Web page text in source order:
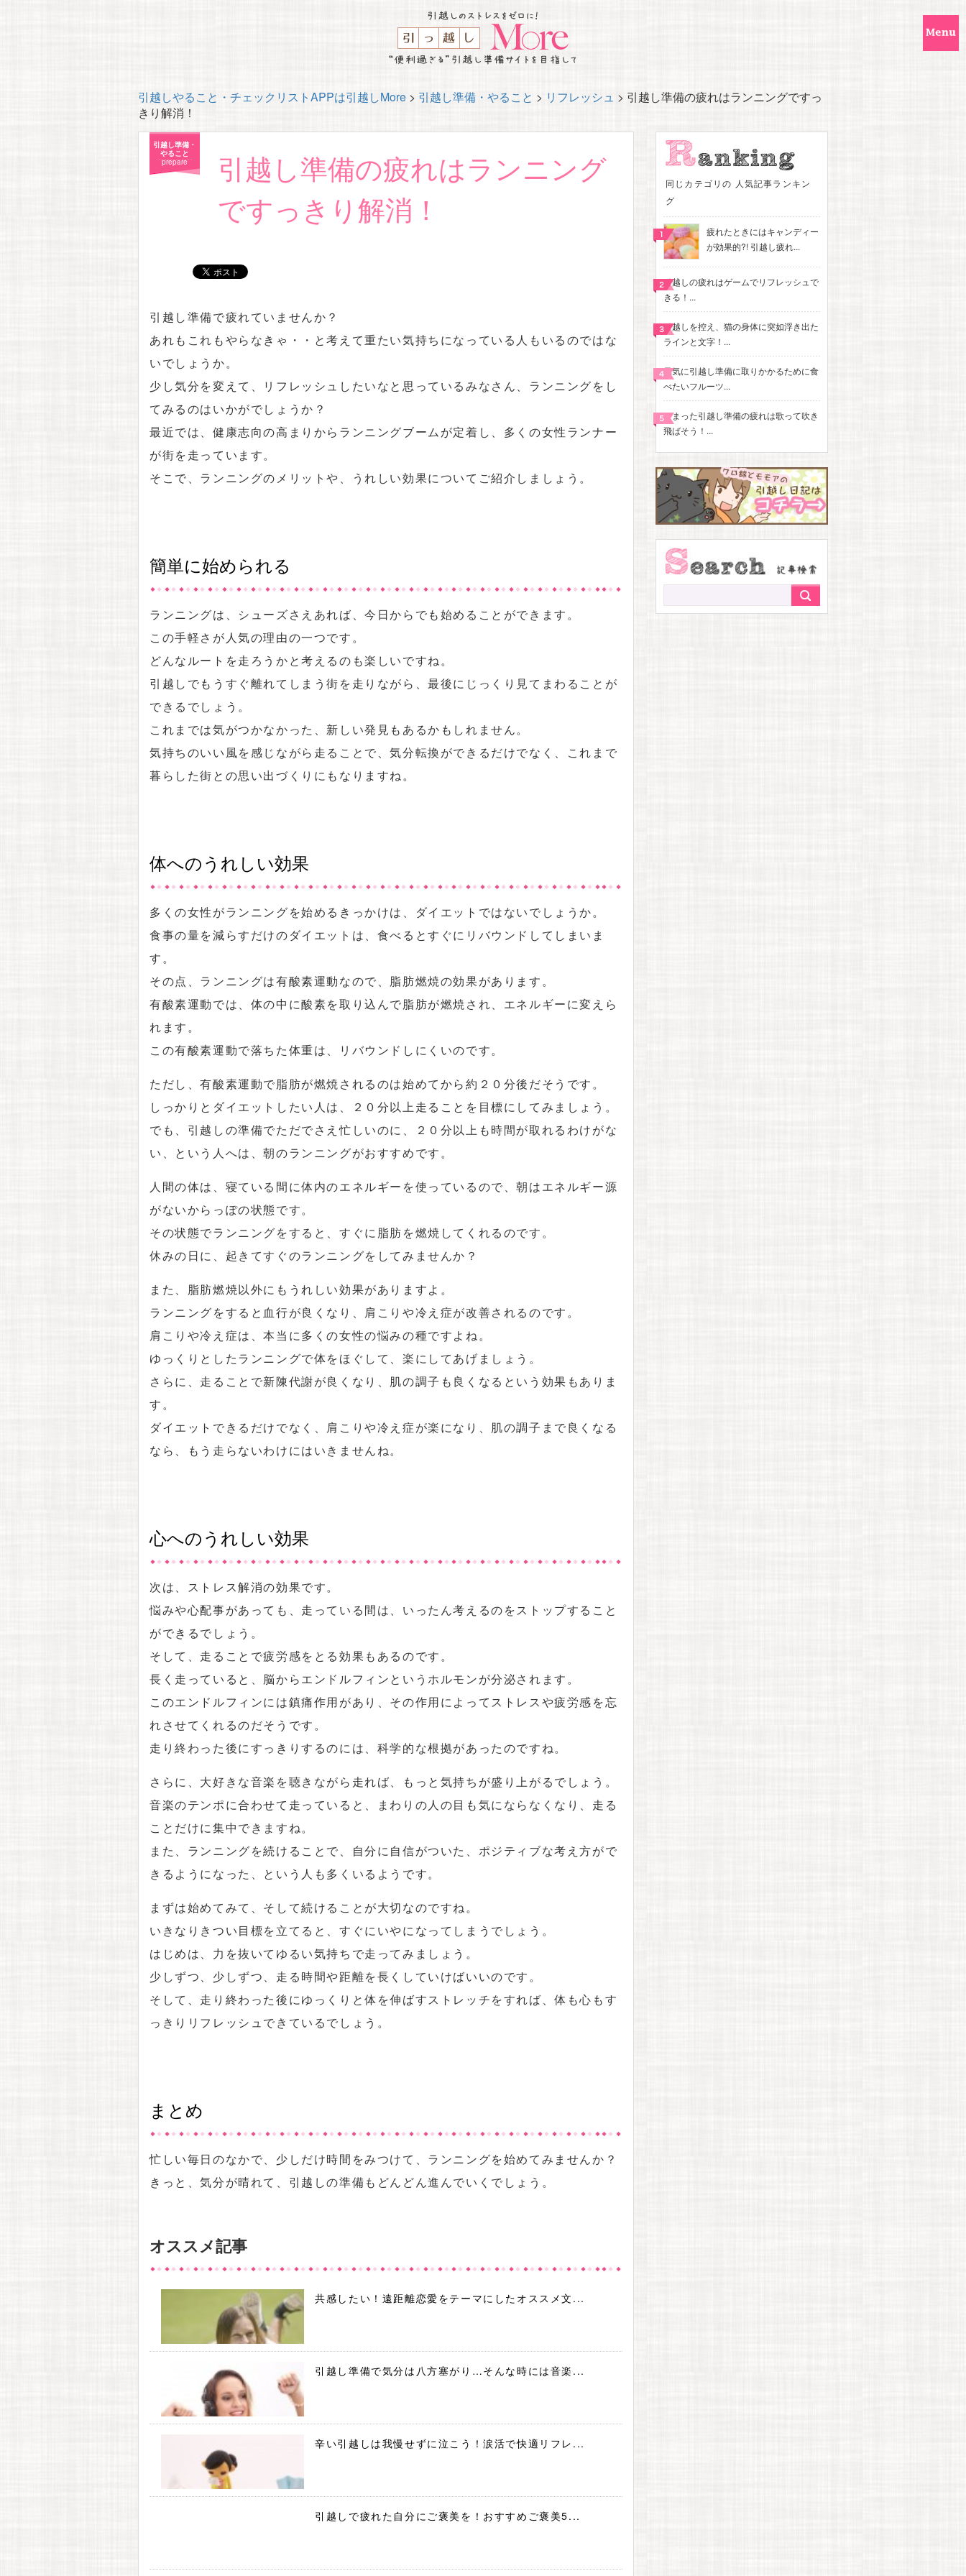
引越しやること・チェックリストAPPは引越しMore > 引越し準備・やること > リフレッシュ > 引越し準備の疲れはランニングですっ
きり解消！
引越し準備・
やること
prepare
引越し準備の疲れはランニング
ですっきり解消！
引越し準備で疲れていませんか？
あれもこれもやらなきゃ・・と考えて重たい気持ちになっている人もいるのではな
いでしょうか。
少し気分を変えて、リフレッシュしたいなと思っているみなさん、ランニングをし
てみるのはいかがでしょうか？
最近では、健康志向の高まりからランニングブームが定着し、多くの女性ランナー
が街を走っています。
そこで、ランニングのメリットや、うれしい効果についてご紹介しましょう。
簡単に始められる
ランニングは、シューズさえあれば、今日からでも始めることができます。
この手軽さが人気の理由の一つです。
どんなルートを走ろうかと考えるのも楽しいですね。
引越しでもうすぐ離れてしまう街を走りながら、最後にじっくり見てまわることが
できるでしょう。
これまでは気がつかなかった、新しい発見もあるかもしれません。
気持ちのいい風を感じながら走ることで、気分転換ができるだけでなく、これまで
暮らした街との思い出づくりにもなりますね。
体へのうれしい効果
多くの女性がランニングを始めるきっかけは、ダイエットではないでしょうか。
食事の量を減らすだけのダイエットは、食べるとすぐにリバウンドしてしまいま
す。
その点、ランニングは有酸素運動なので、脂肪燃焼の効果があります。
有酸素運動では、体の中に酸素を取り込んで脂肪が燃焼され、エネルギーに変えら
れます。
この有酸素運動で落ちた体重は、リバウンドしにくいのです。
ただし、有酸素運動で脂肪が燃焼されるのは始めてから約２０分後だそうです。
しっかりとダイエットしたい人は、２０分以上走ることを目標にしてみましょう。
でも、引越しの準備でただでさえ忙しいのに、２０分以上も時間が取れるわけがな
い、という人へは、朝のランニングがおすすめです。
人間の体は、寝ている間に体内のエネルギーを使っているので、朝はエネルギー源
がないからっぽの状態です。
その状態でランニングをすると、すぐに脂肪を燃焼してくれるのです。
休みの日に、起きてすぐのランニングをしてみませんか？
また、脂肪燃焼以外にもうれしい効果がありますよ。
ランニングをすると血行が良くなり、肩こりや冷え症が改善されるのです。
肩こりや冷え症は、本当に多くの女性の悩みの種ですよね。
ゆっくりとしたランニングで体をほぐして、楽にしてあげましょう。
さらに、走ることで新陳代謝が良くなり、肌の調子も良くなるという効果もありま
す。
ダイエットできるだけでなく、肩こりや冷え症が楽になり、肌の調子まで良くなる
なら、もう走らないわけにはいきませんね。
心へのうれしい効果
次は、ストレス解消の効果です。
悩みや心配事があっても、走っている間は、いったん考えるのをストップすること
ができるでしょう。
そして、走ることで疲労感をとる効果もあるのです。
長く走っていると、脳からエンドルフィンというホルモンが分泌されます。
このエンドルフィンには鎮痛作用があり、その作用によってストレスや疲労感を忘
れさせてくれるのだそうです。
走り終わった後にすっきりするのには、科学的な根拠があったのですね。
さらに、大好きな音楽を聴きながら走れば、もっと気持ちが盛り上がるでしょう。
音楽のテンポに合わせて走っていると、まわりの人の目も気にならなくなり、走る
ことだけに集中できますね。
また、ランニングを続けることで、自分に自信がついた、ポジティブな考え方がで
きるようになった、という人も多くいるようです。
まずは始めてみて、そして続けることが大切なのですね。
いきなりきつい目標を立てると、すぐにいやになってしまうでしょう。
はじめは、力を抜いてゆるい気持ちで走ってみましょう。
少しずつ、少しずつ、走る時間や距離を長くしていけばいいのです。
そして、走り終わった後にゆっくりと体を伸ばすストレッチをすれば、体も心もす
っきりリフレッシュできているでしょう。
まとめ
忙しい毎日のなかで、少しだけ時間をみつけて、ランニングを始めてみませんか？
きっと、気分が晴れて、引越しの準備もどんどん進んでいくでしょう。
オススメ記事
共感したい！遠距離恋愛をテーマにしたオススメ文...
引越し準備で気分は八方塞がり…そんな時には音楽...
辛い引越しは我慢せずに泣こう！涙活で快適リフレ...
引越しで疲れた自分にご褒美を！おすすめご褒美5...
同じカテゴリの 人気記事ランキン
グ
疲れたときにはキャンディー
が効果的?! 引越し疲れ...
引越しの疲れはゲームでリフレッシュで
きる！...
引越しを控え、猫の身体に突如浮き出た
ラインと文字！...
元気に引越し準備に取りかかるために食
べたいフルーツ...
たまった引越し準備の疲れは歌って吹き
飛ばそう！...